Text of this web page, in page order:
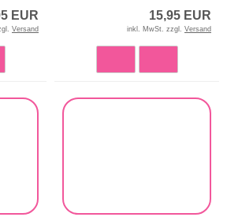
EUR
Versand
15,95 EUR
inkl. MwSt. zzgl. Versand